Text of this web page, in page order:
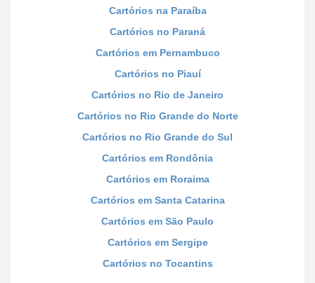
Cartórios na Paraíba
Cartórios no Paraná
Cartórios em Pernambuco
Cartórios no Piauí
Cartórios no Rio de Janeiro
Cartórios no Rio Grande do Norte
Cartórios no Rio Grande do Sul
Cartórios em Rondônia
Cartórios em Roraima
Cartórios em Santa Catarina
Cartórios em São Paulo
Cartórios em Sergipe
Cartórios no Tocantins